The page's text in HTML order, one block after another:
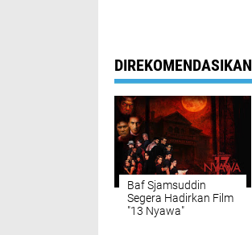
DIREKOMENDASIKAN
Baf Sjamsuddin
Segera Hadirkan Film
"13 Nyawa"